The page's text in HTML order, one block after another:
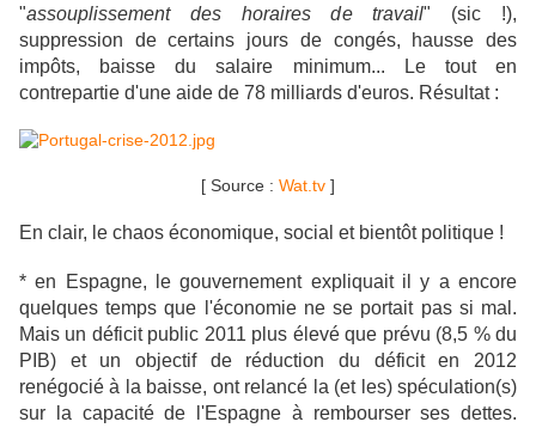
"assouplissement des horaires de travail" (sic !),
suppression de certains jours de congés, hausse des
impôts, baisse du salaire minimum... Le tout en
contrepartie d'une aide de 78 milliards d'euros. Résultat :
[ Source : Wat.tv ]
En clair, le chaos économique, social et bientôt politique !
* en Espagne, le gouvernement expliquait il y a encore
quelques temps que l'économie ne se portait pas si mal.
Mais un déficit public 2011 plus élevé que prévu (8,5 % du
PIB) et un objectif de réduction du déficit en 2012
renégocié à la baisse, ont relancé la (et les) spéculation(s)
sur la capacité de l'Espagne à rembourser ses dettes.